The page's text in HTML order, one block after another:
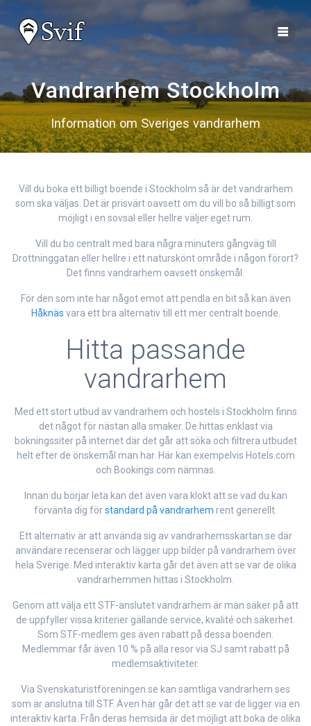
Vandrarhem Stockholm
Information om Sveriges vandrarhem
Vill du boka ett billigt boende i Stockholm så är det vandrarhem
som ska väljas. Det är prisvärt oavsett om du vill bo så billigt som
möjligt i en sovsal eller hellre väljer eget rum.
Vill du bo centralt med bara några minuters gångväg till
Drottninggatan eller hellre i ett naturskönt område i någon förort?
Det finns vandrarhem oavsett önskemål.
För den som inte har något emot att pendla en bit så kan även
Håknäs vara ett bra alternativ till ett mer centralt boende.
Hitta passande
vandrarhem
Med ett stort utbud av vandrarhem och hostels i Stockholm finns
det något för nästan alla smaker. De hittas enklast via
bokningssiter på internet där det går att söka och filtrera utbudet
helt efter de önskemål man har. Här kan exempelvis Hotels.com
och Bookings.com nämnas.
Innan du börjar leta kan det även vara klokt att se vad du kan
förvänta dig förstandard på vandrarhem rent generellt.
Ett alternativ är att använda sig av vandrarhemsskartan.se där
användare recenserar och lägger upp bilder på vandrarhem över
hela Sverige. Med interaktiv karta går det även att se var de olika
vandrarhemmen hittas i Stockholm.
Genom att välja ett STF-anslutet vandrarhem är man säker på att
de uppfyller vissa kriterier gällande service, kvalité och säkerhet.
Som STF-medlem ges även rabatt på dessa boenden.
Medlemmar får även 10 % på alla resor via SJ samt rabatt på
medlemsaktiviteter.
Via Svenskaturistföreningen.se kan samtliga vandrarhem ses
som är anslutna till STF. Även här går det att se var de ligger via en
interaktiv karta. Från deras hemsida är det möjligt att boka de olika